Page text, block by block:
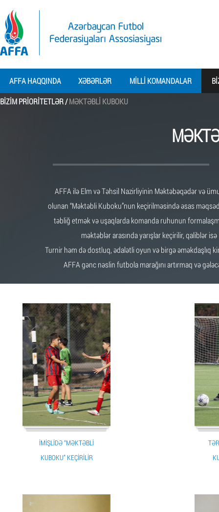
AFFA HAQQINDA XƏBƏRLƏR MILLI KOMANDALAR
BIZIM PRIORITETLƏR /MƏKTƏBLI KUBOKU
AFFA ilə Elm və Təhsil Nazirliyinin Məktəbəqədər və
olunan “Məktəbli Kuboku”nun keçirilməsində əsas
təbliğ etmək və uşaqlarda komanda ruhunun
məktəblər arasında yarışlar keçirilir, qaliblər
Turnir həm də dostluq, ədalətli oyun və birgə əməkdaşlıq
AFFA gənc nəslin futbola marağını artırmaq və
İMIŞLIDƏ “MƏKTƏBLI
KUBOKU” KEÇIRILIR